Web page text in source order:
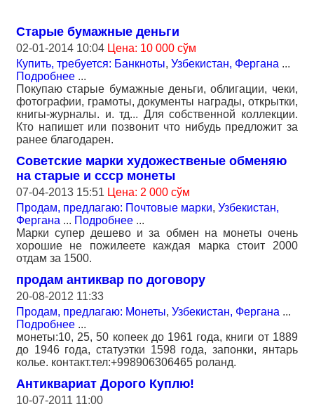
Старые бумажные деньги
02-01-2014 10:04 Цена: 10 000 сўм
Купить, требуется: Банкноты, Узбекистан, Фергана ...
Подробнее ...
Покупаю старые бумажные деньги, облигации, чеки,
фотографии, грамоты, документы награды, открытки,
книгы-журналы. и. тд... Для собственной коллекции.
Кто напишет или позвонит что нибудь предложит за
ранее благодарен.
Советские марки художественые обменяю
на старые и ссср монеты
07-04-2013 15:51 Цена: 2 000 сўм
Продам, предлагаю: Почтовые марки, Узбекистан,
Фергана ... Подробнее ...
Марки супер дешево и за обмен на монеты очень
хорошие не пожилеете каждая марка стоит 2000
отдам за 1500.
продам антиквар по договору
20-08-2012 11:33
Продам, предлагаю: Монеты, Узбекистан, Фергана ...
Подробнее ...
монеты:10, 25, 50 копеек до 1961 года, книги от 1889
до 1946 года, статуэтки 1598 года, запонки, янтарь
колье. контакт.тел:+998906306465 роланд.
Антиквариат Дорого Куплю!
10-07-2011 11:00